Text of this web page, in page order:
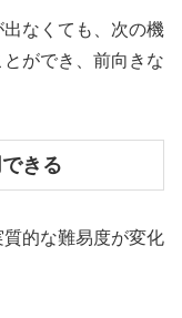
なくても、次の機
ができ、前向きな
きる
的な難易度が変化